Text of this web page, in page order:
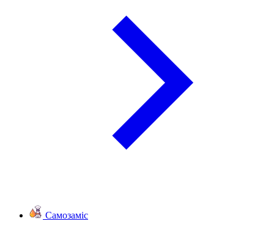
Самозаміс